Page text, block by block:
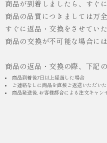
商品が到着しましたら、すぐ
商品の品質につきましては万
すぐに返品・交換をさせてい
商品の交換が不可能な場合に
商品の返品・交換の際、下記
商品到着後7日以上経過した場合
ご連絡なしに商品を直接ご返送いただい
商品発送後, お客様都合による注文キャン